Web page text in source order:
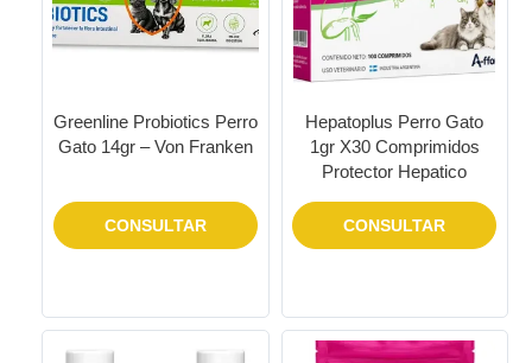
Greenline Probiotics Perro
Gato 14gr – Von Franken
CONSULTAR
Hepatoplus Perro Gato
1gr X30 Comprimidos
Protector Hepatico
CONSULTAR